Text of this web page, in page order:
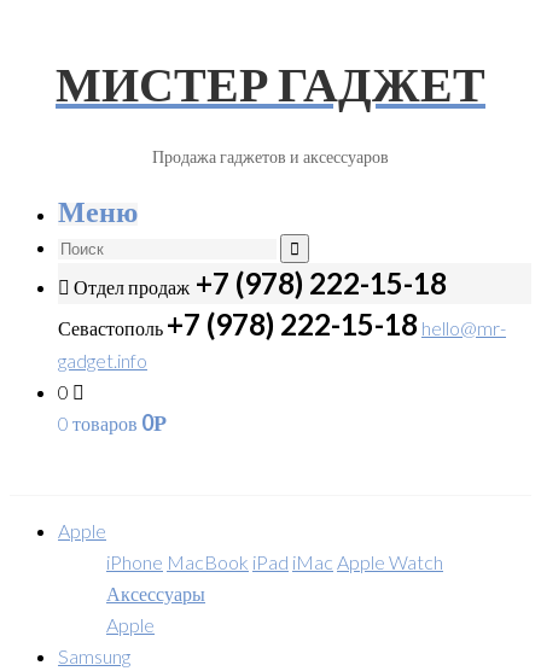
МИСТЕР ГАДЖЕТ
Продажа гаджетов и аксессуаров
Меню
Отдел продаж +7 (978) 222-15-18
Севастополь +7 (978) 222-15-18 hello@mr-
gadget.info
0
0 товаров 0Р
Apple
iPhone MacBook iPad iMac Apple Watch
Аксессуары
Apple
Samsung